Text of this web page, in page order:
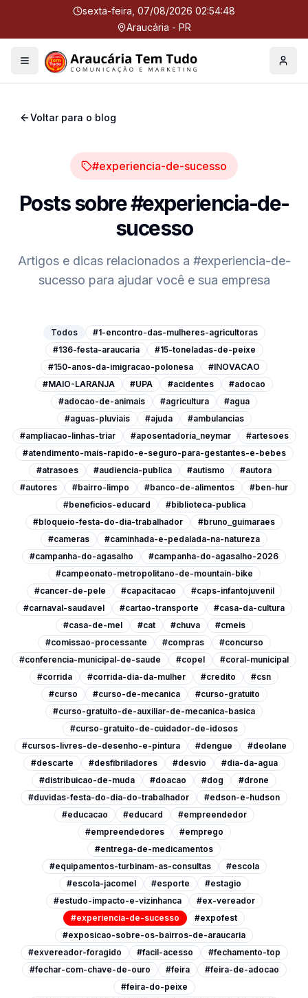
sexta-feira, 07/08/2026 02:54:49
Araucária - PR
Menu Perfil
Voltar para o blog
#experiencia-de-sucesso
Posts sobre#experiencia-de-
sucesso
Artigos e dicas relacionados a #experiencia-de-
sucesso para ajudar você e sua empresa
Todos
#1-encontro-das-mulheres-agricultoras
#136-festa-araucaria
#15-toneladas-de-peixe
#150-anos-da-imigracao-polonesa
#INOVACAO
#MAIO-LARANJA
#UPA #acidentes
#adocao
#adocao-de-animais
#agricultura
#agua
#aguas-pluviais
#ajuda
#ambulancias
#ampliacao-linhas-triar
#aposentadoria_neymar
#artesoes
#atendimento-mais-rapido-e-seguro-para-gestantes-e-bebes
#atrasoes
#audiencia-publica #autismo
#autora
#autores
#bairro-limpo #banco-de-alimentos
#ben-hur
#beneficios-educard
#biblioteca-publica
#bloqueio-festa-do-dia-trabalhador
#bruno_guimaraes
#cameras
#caminhada-e-pedalada-na-natureza
#campanha-do-agasalho
#campanha-do-agasalho-2026
#campeonato-metropolitano-de-mountain-bike
#cancer-de-pele
#capacitacao
#caps-infantojuvenil
#carnaval-saudavel
#cartao-transporte
#casa-da-cultura
#casa-de-mel
#cat #chuva
#cmeis
#comissao-processante
#compras
#concurso
#conferencia-municipal-de-saude
#copel
#coral-municipal
#corrida
#corrida-dia-da-mulher #credito
#csn
#curso
#curso-de-mecanica
#curso-gratuito
#curso-gratuito-de-auxiliar-de-mecanica-basica
#curso-gratuito-de-cuidador-de-idosos
#cursos-livres-de-desenho-e-pintura
#dengue
#deolane
#descarte
#desfibriladores #desvio
#dia-da-agua
#distribuicao-de-muda
#doacao #dog
#drone
#duvidas-festa-do-dia-do-trabalhador
#edson-e-hudson
#educacao
#educard
#empreendedor
#empreendedores
#emprego
#entrega-de-medicamentos
#equipamentos-turbinam-as-consultas
#escola
#escola-jacomel
#esporte
#estagio
#estudo-impacto-e-vizinhanca
#ex-vereador
#experiencia-de-sucesso
#expofest
#exposicao-sobre-os-bairros-de-araucaria
#exvereador-foragido
#facil-acesso
#fechamento-top
#fechar-com-chave-de-ouro
#feira
#feira-de-adocao
#feira-do-peixe